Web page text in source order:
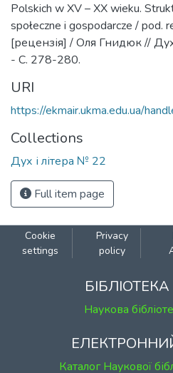
Polskich w XV – XX wieku.
społeczne i gospodarcze / pod.
[рецензія] / Оля Гнидюк //
- С. 278-280.
URI
https://ekmair.ukma.edu.ua/
Collections
Дух і літера № 22
Full item page
Cookie
settings
Privacy
policy
Наукова
Каталог Наукової